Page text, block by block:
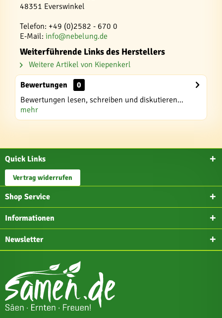
48351 Everswinkel
Telefon: +49 (0)2582 - 670 0
E-Mail: info@nebelung.de
Weiterführende Links des Herstellers
Weitere Artikel von Kiepenkerl
Bewertungen
0
Bewertungen lesen, schreiben und diskutieren...
mehr
Quick Links
Vertrag widerrufen
Shop Service
Informationen
Newsletter